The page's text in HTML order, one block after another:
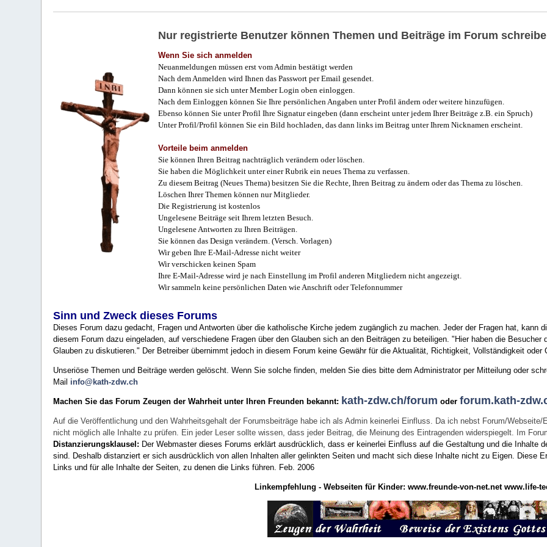
Nur registrierte Benutzer können Themen und Beiträge im Forum
Wenn Sie sich anmelden
Neuanmeldungen müssen erst vom Admin bestätigt werden
Nach dem Anmelden wird Ihnen das Passwort per Email gesendet.
Dann können sie sich unter Member Login oben einloggen.
Nach dem Einloggen können Sie Ihre persönlichen Angaben unter Profil ändern oder weitere hinzufügen.
Ebenso können Sie unter Profil Ihre Signatur eingeben (dann erscheint unter jedem Ihrer Beiträge z.B. ein Spruch)
Unter Profil/Profil können Sie ein Bild hochladen, das dann links im Beitrag unter Ihrem Nicknamen erscheint.
Vorteile beim anmelden
Sie können Ihren Beitrag nachträglich verändern oder löschen.
Sie haben die Möglichkeit unter einer Rubrik ein neues Thema zu verfassen.
Zu diesem Beitrag (Neues Thema) besitzen Sie die Rechte, Ihren Beitrag zu ändern oder das Thema zu löschen.
Löschen Ihrer Themen können nur Mitglieder.
Die Registrierung ist kostenlos
Ungelesene Beiträge seit Ihrem letzten Besuch.
Ungelesene Antworten zu Ihren Beiträgen.
Sie können das Design verändern. (Versch. Vorlagen)
Wir geben Ihre E-Mail-Adresse nicht weiter
Wir verschicken keinen Spam
Ihre E-Mail-Adresse wird je nach Einstellung im Profil anderen Mitgliedern nicht angezeigt.
Wir sammeln keine persönlichen Daten wie Anschrift oder Telefonnummer
Sinn und Zweck dieses Forums
Dieses Forum dazu gedacht, Fragen und Antworten über die katholische Kirche jedem zugänglich zu machen. Jeder der Fragen hat, kann
diesem Forum dazu eingeladen, auf verschiedene Fragen über den Glauben sich an den Beiträgen zu beteiligen. "Hier haben die
Glauben zu diskutieren." Der Betreiber übernimmt jedoch in diesem Forum keine Gewähr für die Aktualität, Richtigkeit, Vollständigkeit
Unseriöse Themen und Beiträge werden gelöscht. Wenn Sie solche finden, melden Sie dies bitte dem Administrator per Mitteilung oder
Mail info@kath-zdw.ch
Machen Sie das Forum Zeugen der Wahrheit unter Ihren Freunden bekannt: kath-zdw.ch/forum oderforum.kath-
Auf die Veröffentlichung und den Wahrheitsgehalt der Forumsbeiträge habe ich als Admin keinerlei Einfluss. Da ich nebst Forum/
nicht möglich alle Inhalte zu prüfen. Ein jeder Leser sollte wissen, dass jeder Beitrag, die Meinung des Eintragenden widerspiegelt. Im
Distanzierungsklausel: Der Webmaster dieses Forums erklärt ausdrücklich, dass er keinerlei Einfluss auf die Gestaltung und die Inhalte
sind. Deshalb distanziert er sich ausdrücklich von allen Inhalten aller gelinkten Seiten und macht sich diese Inhalte nicht zu Eigen. Diese
Links und für alle Inhalte der Seiten, zu denen die Links führen. Feb. 2006
Linkempfehlung - Webseiten für Kinder: www.freunde-von-net.net www.life-